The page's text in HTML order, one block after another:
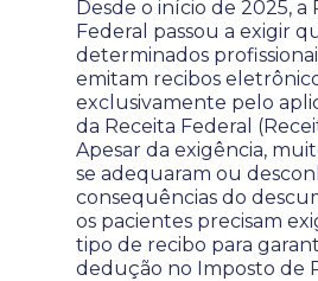
Desde o início de 2025, a
Federal passou a exigir
determinados
emitam recibos
exclusivamente pelo
da Receita Federal
Apesar da exigência,
se adequaram ou
consequências do
os pacientes precisam
tipo de recibo para
dedução no Imposto de